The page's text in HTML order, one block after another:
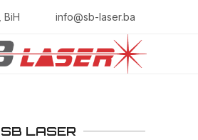
BiH info@sb-laser.ba
SB LASER